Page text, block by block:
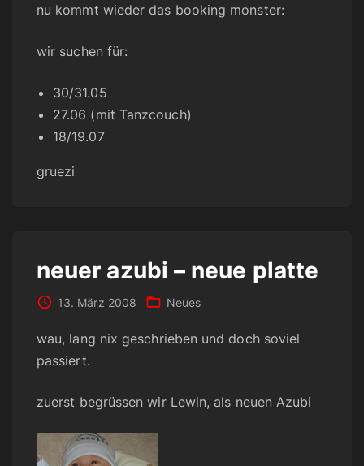
nu kommt wieder das booking monster:
wir suchen für:
30/31.05
27.06 (mit Tanzcouch)
18/19.07
gruezi
neuer azubi – neue platte
13. März 2008 Neues
wau, lang nix geschrieben und doch soviel
passiert.
zuerst begrüssen wir Lewin, als neuen Azubi